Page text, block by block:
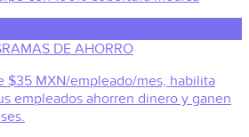
DE AHORRO
$35 MXN/empleado/mes, habilita
empleados ahorren dinero y ganen